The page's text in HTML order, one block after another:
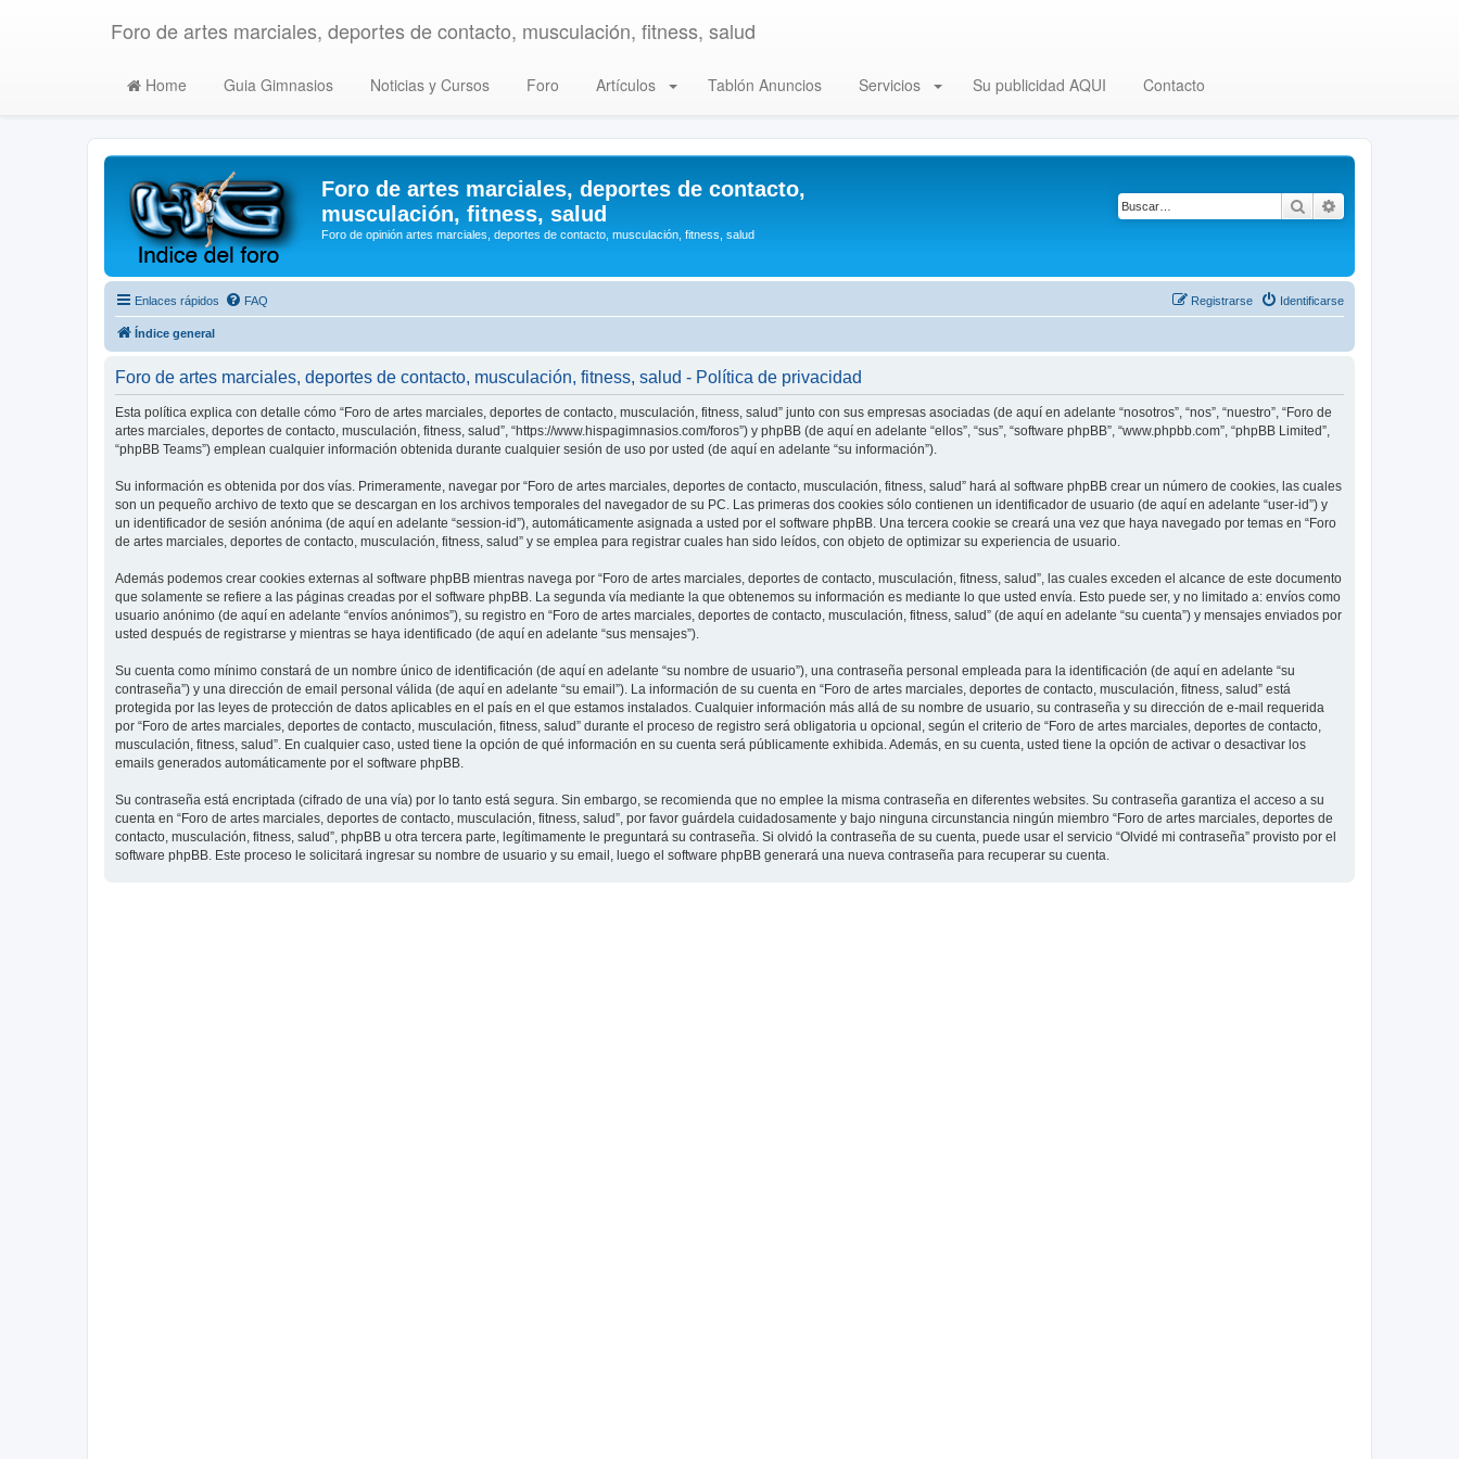
Foro de artes marciales, deportes de contacto, musculación, fitness, salud
Home Guia Gimnasios Noticias y Cursos Foro Artículos Tablón Anuncios Servicios Su publicidad AQUI Contacto
Foro de artes marciales, deportes de contacto,
musculación, fitness, salud
Foro de opinión artes marciales, deportes de contacto, musculación, fitness, salud
Buscar
Enlaces rápidos FAQ Identificarse
Registrarse
Índice general
Foro de artes marciales, deportes de contacto, musculación, fitness, salud - Política de privacidad
Esta política explica con detalle cómo “Foro de artes marciales, deportes de contacto, musculación, fitness, salud” junto con sus empresas asociadas (de aquí en adelante “nosotros”, “nos”, “nuestro”, “Foro de
artes marciales, deportes de contacto, musculación, fitness, salud”, “https://www.hispagimnasios.com/foros”) y phpBB (de aquí en adelante “ellos”, “sus”, “software phpBB”, “www.phpbb.com”, “phpBB Limited”,
“phpBB Teams”) emplean cualquier información obtenida durante cualquier sesión de uso por usted (de aquí en adelante “su información”).
Su información es obtenida por dos vías. Primeramente, navegar por “Foro de artes marciales, deportes de contacto, musculación, fitness, salud” hará al software phpBB crear un número de cookies, las cuales
son un pequeño archivo de texto que se descargan en los archivos temporales del navegador de su PC. Las primeras dos cookies sólo contienen un identificador de usuario (de aquí en adelante “user-id”) y
un identificador de sesión anónima (de aquí en adelante “session-id”), automáticamente asignada a usted por el software phpBB. Una tercera cookie se creará una vez que haya navegado por temas en “Foro
de artes marciales, deportes de contacto, musculación, fitness, salud” y se emplea para registrar cuales han sido leídos, con objeto de optimizar su experiencia de usuario.
Además podemos crear cookies externas al software phpBB mientras navega por “Foro de artes marciales, deportes de contacto, musculación, fitness, salud”, las cuales exceden el alcance de este documento
que solamente se refiere a las páginas creadas por el software phpBB. La segunda vía mediante la que obtenemos su información es mediante lo que usted envía. Esto puede ser, y no limitado a: envíos como
usuario anónimo (de aquí en adelante “envíos anónimos”), su registro en “Foro de artes marciales, deportes de contacto, musculación, fitness, salud” (de aquí en adelante “su cuenta”) y mensajes enviados por
usted después de registrarse y mientras se haya identificado (de aquí en adelante “sus mensajes”).
Su cuenta como mínimo constará de un nombre único de identificación (de aquí en adelante “su nombre de usuario”), una contraseña personal empleada para la identificación (de aquí en adelante “su
contraseña”) y una dirección de email personal válida (de aquí en adelante “su email”). La información de su cuenta en “Foro de artes marciales, deportes de contacto, musculación, fitness, salud” está
protegida por las leyes de protección de datos aplicables en el país en el que estamos instalados. Cualquier información más allá de su nombre de usuario, su contraseña y su dirección de e-mail requerida
por “Foro de artes marciales, deportes de contacto, musculación, fitness, salud” durante el proceso de registro será obligatoria u opcional, según el criterio de “Foro de artes marciales, deportes de contacto,
musculación, fitness, salud”. En cualquier caso, usted tiene la opción de qué información en su cuenta será públicamente exhibida. Además, en su cuenta, usted tiene la opción de activar o desactivar los
emails generados automáticamente por el software phpBB.
Su contraseña está encriptada (cifrado de una vía) por lo tanto está segura. Sin embargo, se recomienda que no emplee la misma contraseña en diferentes websites. Su contraseña garantiza el acceso a su
cuenta en “Foro de artes marciales, deportes de contacto, musculación, fitness, salud”, por favor guárdela cuidadosamente y bajo ninguna circunstancia ningún miembro “Foro de artes marciales, deportes de
contacto, musculación, fitness, salud”, phpBB u otra tercera parte, legítimamente le preguntará su contraseña. Si olvidó la contraseña de su cuenta, puede usar el servicio “Olvidé mi contraseña” provisto por el
software phpBB. Este proceso le solicitará ingresar su nombre de usuario y su email, luego el software phpBB generará una nueva contraseña para recuperar su cuenta.